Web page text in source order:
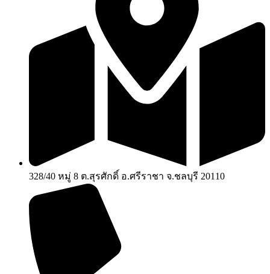
328/40 หมู่ 8 ต.สุรศักดิ์ อ.ศรีราชา จ.ชลบุรี 20110